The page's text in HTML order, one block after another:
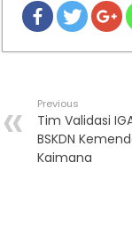
Previous
Tim Validasi
BSKDN
Kaimana